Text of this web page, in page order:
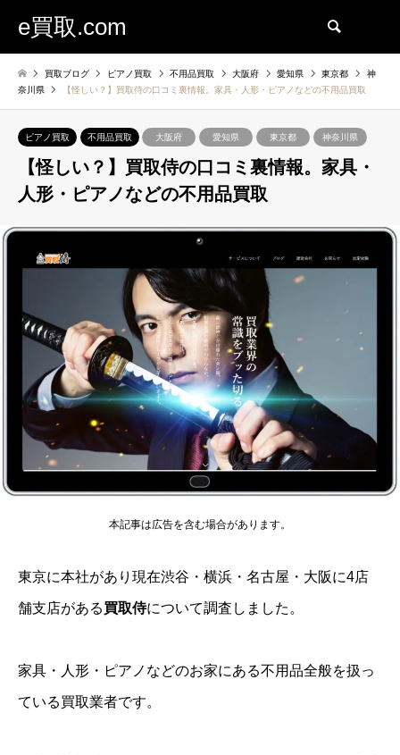
e買取.com
買取ブログ ピアノ買取 不用品買取 大阪府 愛知県 東京都
神
奈川県
【怪しい？】買取侍の口コミ裏情報。家具・人形・ピアノなどの不用品買取
ピアノ買取 不用品買取 大阪府 愛知県 東京都 神奈川県
【怪しい？】買取侍の口コミ裏情報。家具・
人形・ピアノなどの不用品買取
本記事は広告を含む場合があります。
東京に本社があり現在渋谷・横浜・名古屋・大阪に4店
舗支店がある買取侍について調査しました。
家具・人形・ピアノなどのお家にある不用品全般を扱っ
ている買取業者です。